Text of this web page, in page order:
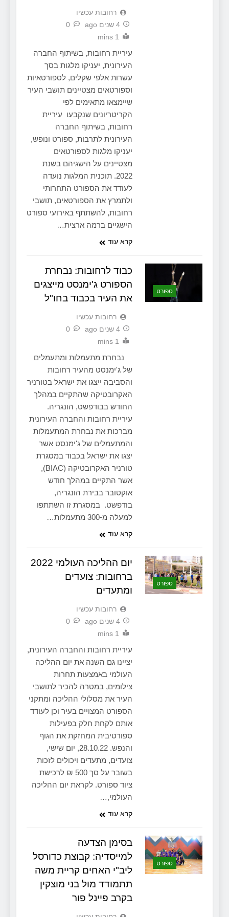
‫רחובות עכשיו
4 שנים ago
0
1 mins
עיריית רחובות, בשיתוף החברה
העירונית, יעניקו מלגות בסך
עשרות אלפי שקלים, לספורטאיות
וספורטאים מצטיינים תושבי העיר
שיימצאו מתאימים לפי
הקריטריונים שנקבעו עיריית
רחובות, בשיתוף החברה
העירונית לתרבות, ספורט ונופש,
יעניקו מלגות לספורטאים
מצטיינים על הישגיהם בשנת
2022. תוכנית המלגות נועדה
לעודד את הספורט התחרותי
ולתמרץ את הספורטאים, תושבי
רחובות, להשתתף באירועי ספורט
הישגיים ברמה ארצית…
קרא עוד
ספורט
כבוד לרחובות: נבחרת
הספורט ג'ימנסט מייצגים
את העיר בכבוד בחו"ל
‫רחובות עכשיו
4 שנים ago
0
1 mins
נבחרת מתעמלות ומתעמלים
של ג'ימנסט מהעיר רחובות
והסביבה ייצגו את ישראל בטורניר
האקרובטיקה שהתקיים במהלך
החודש בבודפשט, הונגריה.
עיריית רחובות והחברה העירונית
מברכות את נבחרת המתעמלות
והמתעמלים של ג'ימנסט אשר
יצגו את ישראל בכבוד במסגרת
טורניר האקרובטיקה (BIAC),
אשר התקיים במהלך חודש
אוקטובר בבירת הונגריה,
בודפשט. במסגרת זו השתתפו
למעלה מ-300 מתעמלות…
קרא עוד
ספורט
יום ההליכה העולמי 2022
ברחובות: צועדים
ומתעדים
‫רחובות עכשיו
4 שנים ago
0
1 mins
עיריית רחובות והחברה העירונית,
יציינו גם השנה את יום ההליכה
העולמי באמצעות תחרות
צילומים, במטרה להכיר לתושבי
העיר את מסלולי ההליכה ומתקני
הספורט המצויים בעיר וכן לעודד
אותם לקחת חלק בפעילות
ספורטיבית המחזקת את הגוף
והנפש. 28.10.22, יום שישי,
צועדים, מתעדים ויכולים לזכות
בשובר על סך 500 ₪ לרכישת
ציוד ספורט. לקראת יום ההליכה
העולמי,…
קרא עוד
ספורט
בסימן הצדעה
למייסדיה: קבוצת כדורסל
ליב"י האחים קריית משה
תתמודד מול בני מוצקין
בקרב פיינל פור